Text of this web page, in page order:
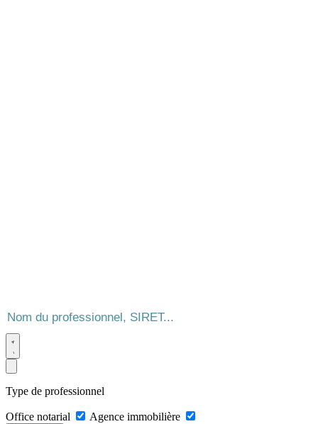
Type de professionnel
Office notarial Agence immobilière